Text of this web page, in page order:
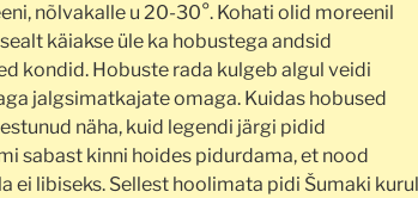
nõlvakalle u 20-30°. Kohati olid moreenil
käiakse üle ka hobustega andsid
kondid. Hobuste rada kulgeb algul veidi
jalgsimatkajate omaga. Kuidas hobused
näha, kuid legendi järgi pidid
sabast kinni hoides pidurdama, et nood
ei libiseks. Sellest hoolimata pidi Šumaki kurul